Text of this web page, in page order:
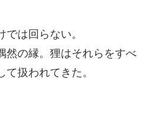
は回らない。
然の縁。狸はそれらをすべ
扱われてきた。